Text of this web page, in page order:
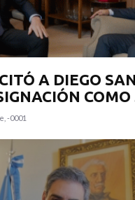
A DIEGO
COMO
-0001